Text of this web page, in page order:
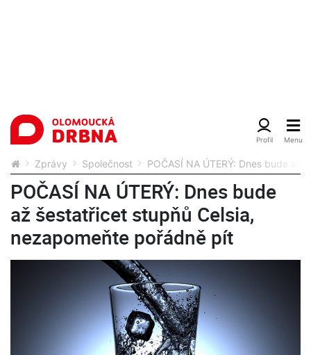
Zprávy Společnost POČASÍ NA ÚTERÝ: Dnes bude
POČASÍ NA ÚTERÝ: Dnes bude
až šestatřicet stupňů Celsia,
nezapomeňte pořádně pít